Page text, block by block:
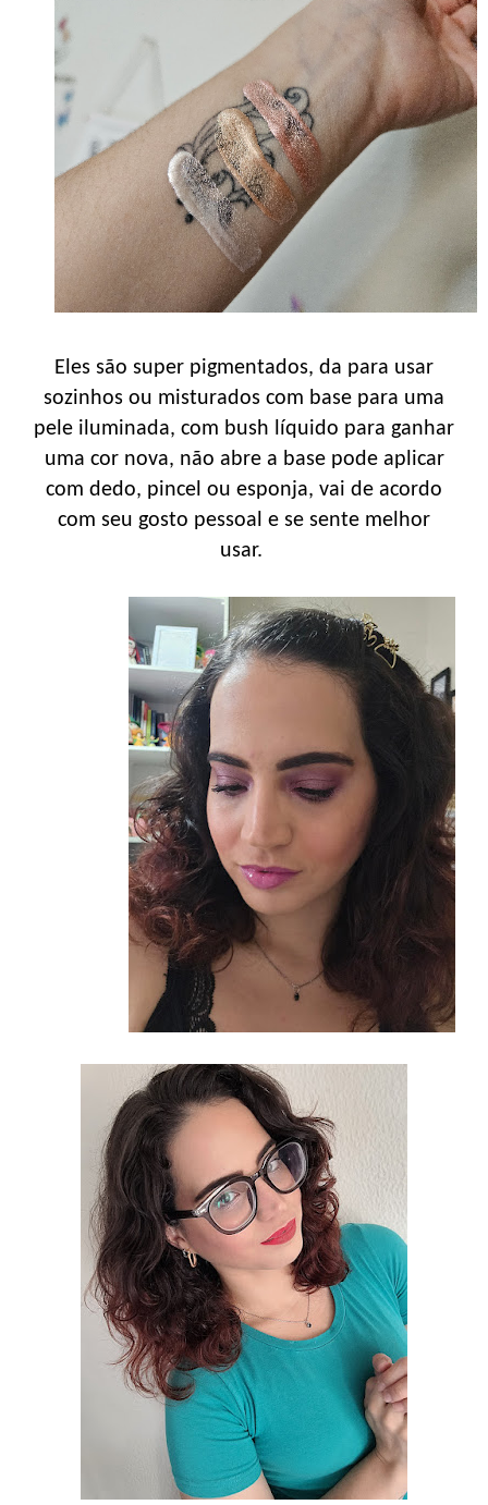
Eles são super pigmentados, da para usar
sozinhos ou misturados com base para uma
pele iluminada, com bush líquido para ganhar
uma cor nova, não abre a base pode aplicar
com dedo, pincel ou esponja, vai de acordo
com seu gosto pessoal e se sente melhor
usar.